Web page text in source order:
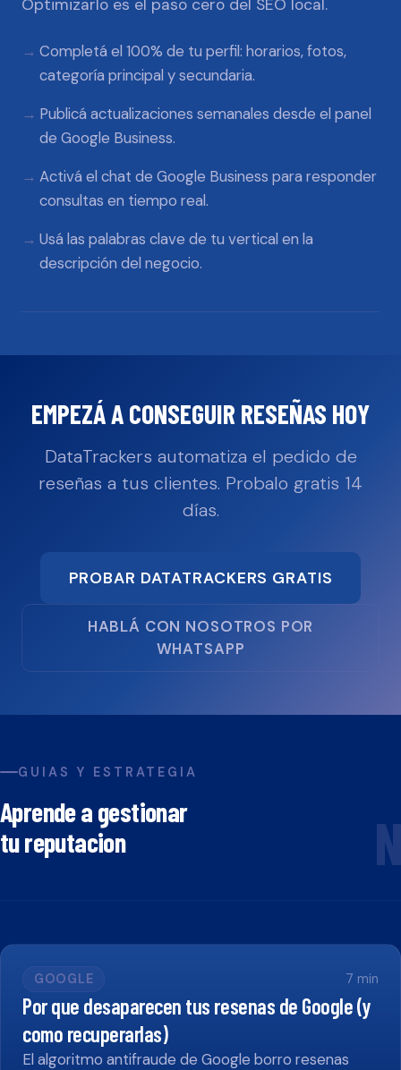
Optimizarlo es el paso cero del SEO local.
Completá el 100% de tu perfil: horarios, fotos,
categoría principal y secundaria.
Publicá actualizaciones semanales desde el panel
de Google Business.
Activá el chat de Google Business para responder
consultas en tiempo real.
Usá las palabras clave de tu vertical en la
descripción del negocio.
EMPEZÁ A CONSEGUIR RESEÑAS HOY
DataTrackers automatiza el pedido de
reseñas a tus clientes. Probalo gratis 14
días.
PROBAR DATATRACKERS GRATIS
HABLÁ CON NOSOTROS POR
WHATSAPP
GUIAS Y ESTRATEGIA
Aprende a gestionar
tu reputacion
N
GOOGLE 7 min
Por que desaparecen tus resenas de Google (y
como recuperarlas)
El algoritmo antifraude de Google borro resenas